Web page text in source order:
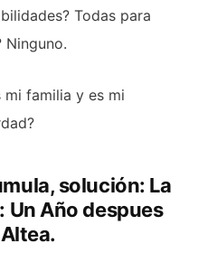
Todas para
Ninguno.
mi familia y es mi
solución: La
Un Año despues